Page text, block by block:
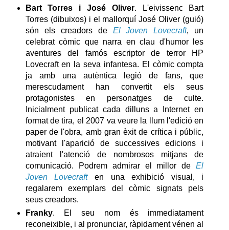
Bart Torres i José Oliver. L'eivissenc Bart
Torres (dibuixos) i el mallorquí José Oliver (guió)
són els creadors de El Joven Lovecraft, un
celebrat còmic que narra en clau d'humor les
aventures del famós escriptor de terror HP
Lovecraft en la seva infantesa. El còmic compta
ja amb una autèntica legió de fans, que
merescudament han convertit els seus
protagonistes en personatges de culte.
Inicialment publicat cada dilluns a Internet en
format de tira, el 2007 va veure la llum l'edició en
paper de l'obra, amb gran èxit de crítica i públic,
motivant l'aparició de successives edicions i
atraient l'atenció de nombrosos mitjans de
comunicació. Podrem admirar el millor deEl
Joven Lovecraften una exhibició visual, i
regalarem exemplars del còmic signats pels
seus creadors.
Franky. El seu nom és immediatament
reconeixible, i al pronunciar, ràpidament vénen al